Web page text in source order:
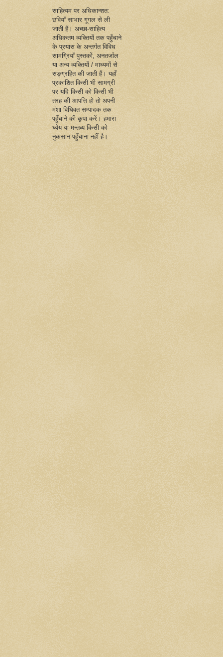
साहित्यम पर अधिकान्शत:
छवियाँ साभार गूगल से ली
जाती हैं। अच्छा-साहित्य
अधिकतम व्यक्तियों तक पहुँचाने
के प्रयास के अन्तर्गत विविध
सामग्रियाँ पुस्तकों, अनतर्जाल
या अन्य व्यक्तियों / माध्यमों से
सङ्ग्रहित की जाती हैं। यहाँ
प्रकाशित किसी भी सामग्री
पर यदि किसी को किसी भी
तरह की आपत्ति हो तो अपनी
मंशा विधिवत सम्पादक तक
पहुँचाने की कृपा करें। हमारा
ध्येय या मन्तव्य किसी को
नुकसान पहुँचाना नहीं है।